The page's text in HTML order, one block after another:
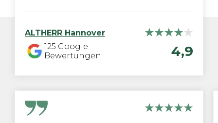
ALTHERR Hannover
125 Google
Bewertungen
4,9